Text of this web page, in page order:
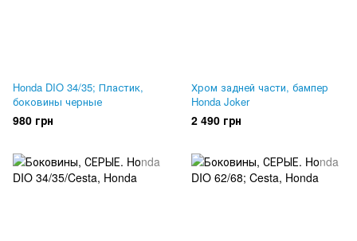
Honda DIO 34/35; Пластик,
боковины черные
980 грн
Хром задней части, бампер
Honda Joker
2 490 грн